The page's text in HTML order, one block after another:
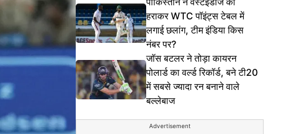
हराकर WTC पॉइंट्स टेबल में
लगाई छलांग, टीम इंडिया किस
नंबर पर?
जॉस बटलर ने तोड़ा कायरन
पोलार्ड का वर्ल्ड रिकॉर्ड, बने टी20
में सबसे ज्यादा रन बनाने वाले
बल्लेबाज
Advertisement